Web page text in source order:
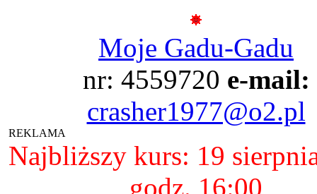
Moje Gadu-Gadu
nr: 4559720 e-mail:
crasher1977@o2.pl
REKLAMA
Najbliższy kurs: 19
godz. 16:00